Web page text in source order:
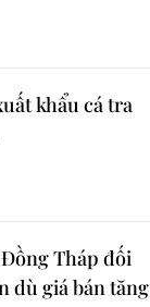
khẩu cá tra
Tháp đối
dù giá bán tăng